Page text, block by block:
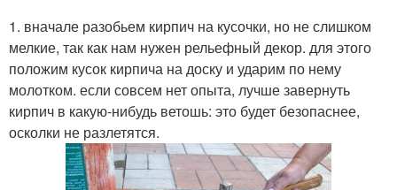
1. вначале разобьем кирпич на кусочки, но не слишком
мелкие, так как нам нужен рельефный декор. для этого
положим кусок кирпича на доску и ударим по нему
молотком. если совсем нет опыта, лучше завернуть
кирпич в какую-нибудь ветошь: это будет безопаснее,
осколки не разлетятся.